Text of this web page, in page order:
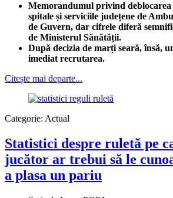
Memorandumul privind
spitale și serviciile județene de
de Guvern, dar cifrele diferă
de Ministerul Sănătății.
După decizia de marți seară, însă,
imediat recrutarea.​
Citește mai departe...
Categorie: Actual
Statistici despre ruletă pe
jucător ar trebui să le
a plasa un pariu